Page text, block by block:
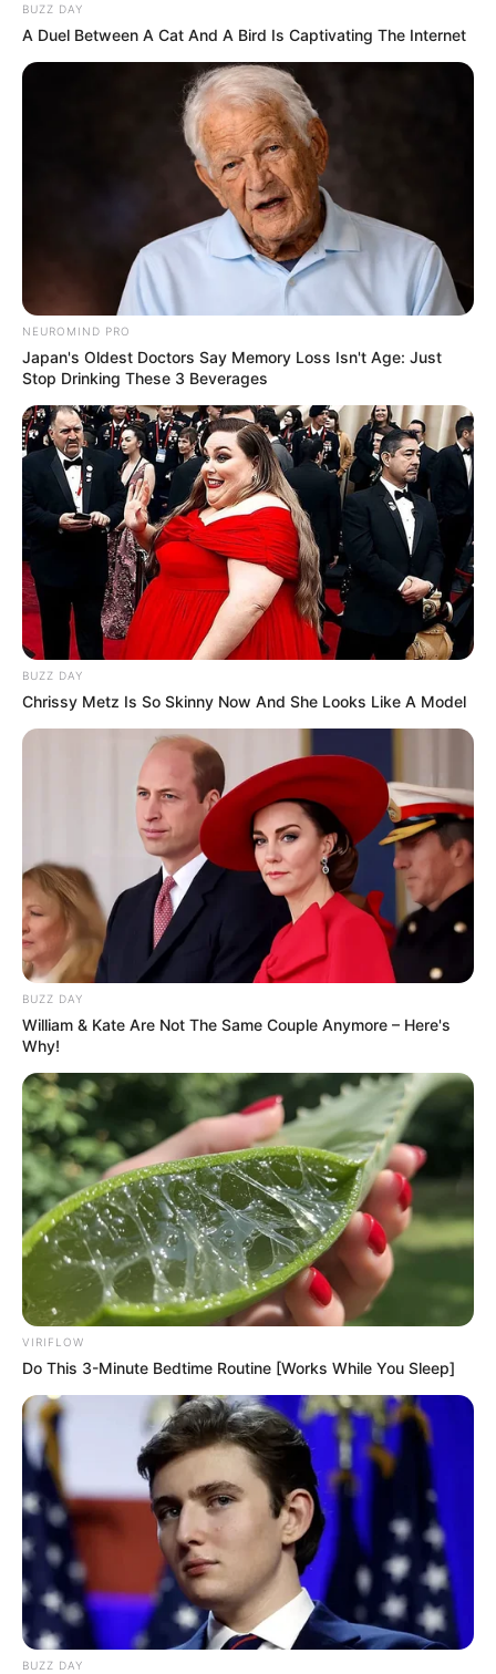
BUZZ DAY
A Duel Between A Cat And A Bird Is Captivating The Internet
NEUROMIND PRO
Japan's Oldest Doctors Say Memory Loss Isn't Age: Just
Stop Drinking These 3 Beverages
BUZZ DAY
Chrissy Metz Is So Skinny Now And She Looks Like A Model
BUZZ DAY
William & Kate Are Not The Same Couple Anymore – Here's
Why!
VIRIFLOW
Do This 3-Minute Bedtime Routine [Works While You Sleep]
BUZZ DAY